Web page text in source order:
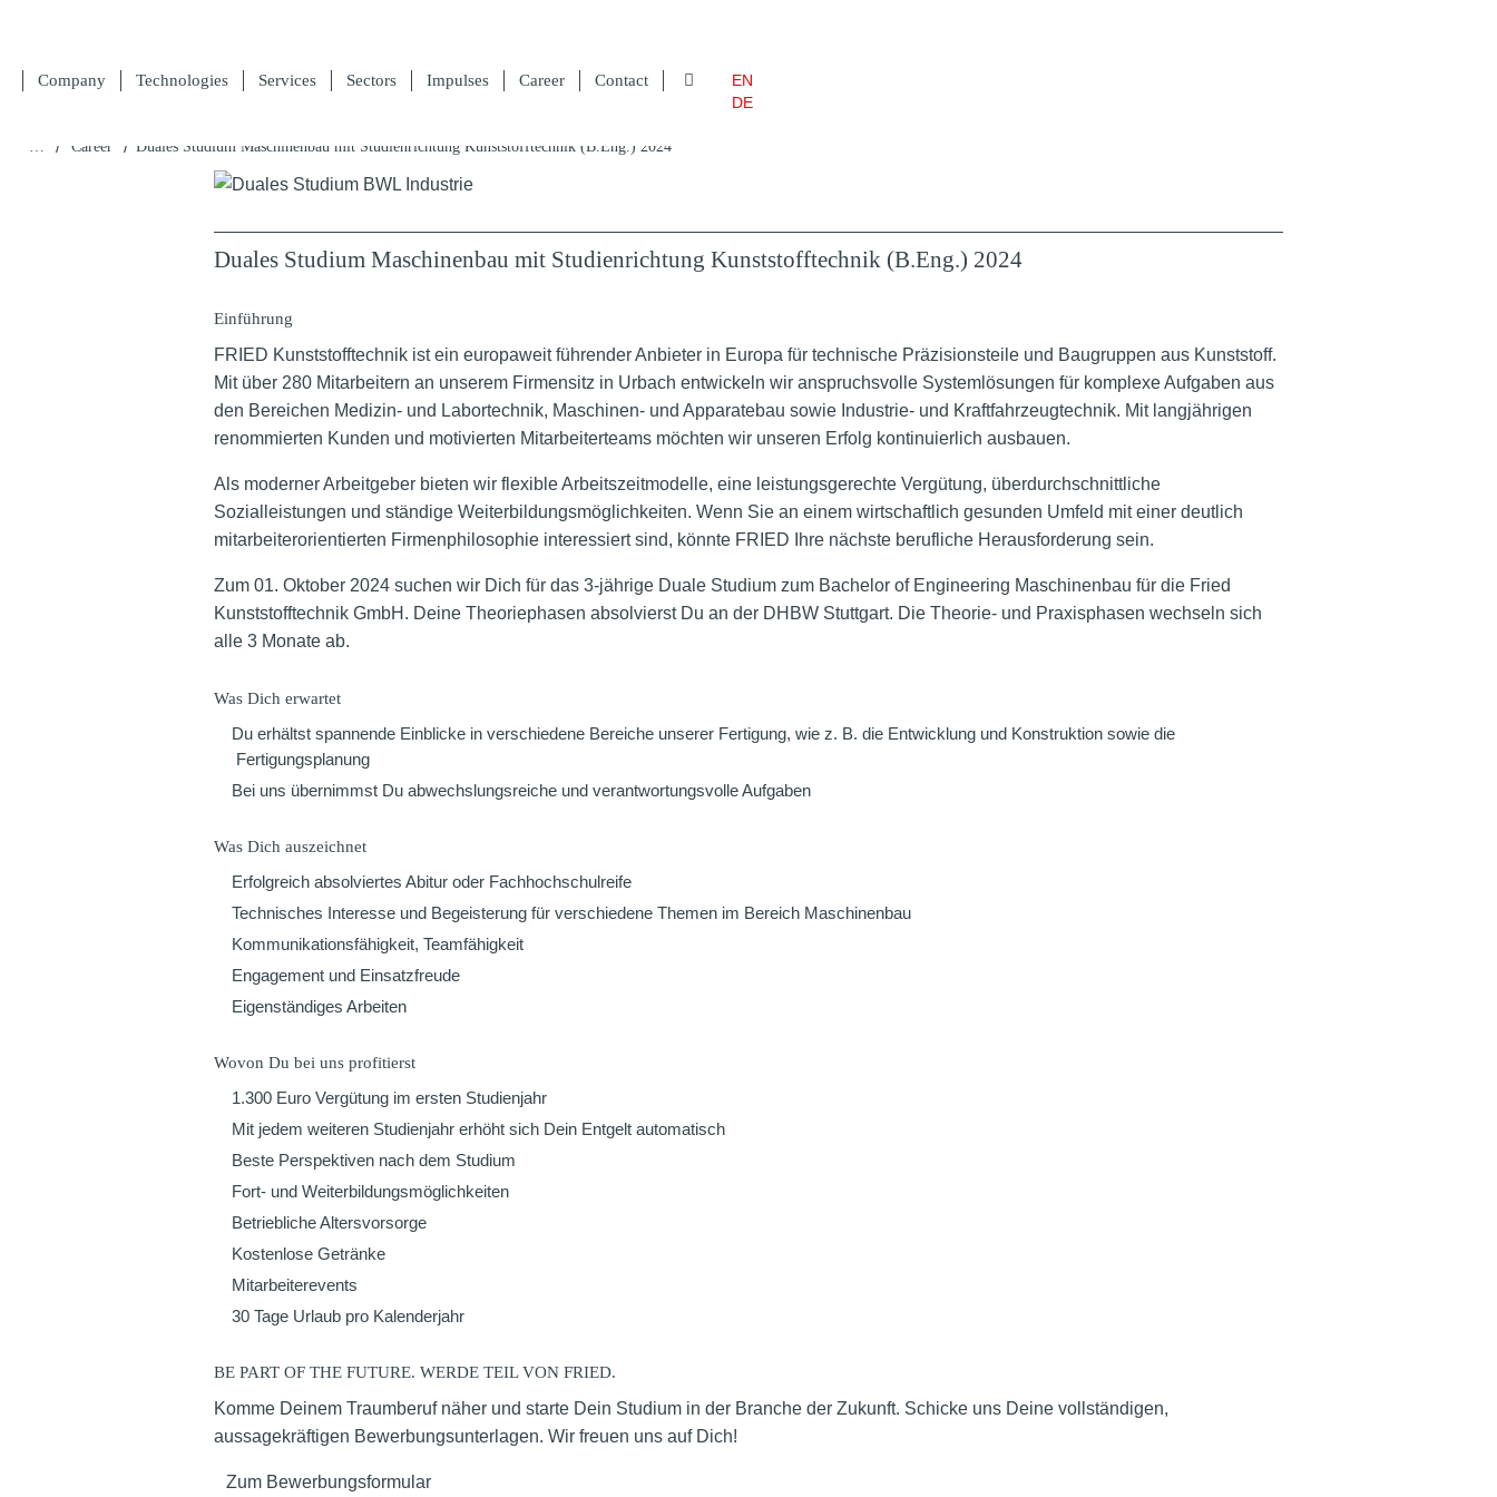
Company Technologies Services Sectors Impulses Career Contact
EN
DE
… / Career / Duales Studium Maschinenbau mit Studienrichtung Kunststofftechnik (B.Eng.) 2024
Duales Studium Maschinenbau mit Studienrichtung Kunststofftechnik (B.Eng.) 2024
Einführung
FRIED Kunststofftechnik ist ein europaweit führender Anbieter in Europa für technische Präzisionsteile und Baugruppen aus Kunststoff.
Mit über 280 Mitarbeitern an unserem Firmensitz in Urbach entwickeln wir anspruchsvolle Systemlösungen für komplexe Aufgaben aus
den Bereichen Medizin- und Labortechnik, Maschinen- und Apparatebau sowie Industrie- und Kraftfahrzeugtechnik. Mit langjährigen
renommierten Kunden und motivierten Mitarbeiterteams möchten wir unseren Erfolg kontinuierlich ausbauen.
Als moderner Arbeitgeber bieten wir flexible Arbeitszeitmodelle, eine leistungsgerechte Vergütung, überdurchschnittliche
Sozialleistungen und ständige Weiterbildungsmöglichkeiten. Wenn Sie an einem wirtschaftlich gesunden Umfeld mit einer deutlich
mitarbeiterorientierten Firmenphilosophie interessiert sind, könnte FRIED Ihre nächste berufliche Herausforderung sein.
Zum 01. Oktober 2024 suchen wir Dich für das 3-jährige Duale Studium zum Bachelor of Engineering Maschinenbau für die Fried
Kunststofftechnik GmbH. Deine Theoriephasen absolvierst Du an der DHBW Stuttgart. Die Theorie- und Praxisphasen wechseln sich
alle 3 Monate ab.
Was Dich erwartet
Du erhältst spannende Einblicke in verschiedene Bereiche unserer Fertigung, wie z. B. die Entwicklung und Konstruktion sowie die
Fertigungsplanung
Bei uns übernimmst Du abwechslungsreiche und verantwortungsvolle Aufgaben
Was Dich auszeichnet
Erfolgreich absolviertes Abitur oder Fachhochschulreife
Technisches Interesse und Begeisterung für verschiedene Themen im Bereich Maschinenbau
Kommunikationsfähigkeit, Teamfähigkeit
Engagement und Einsatzfreude
Eigenständiges Arbeiten
Wovon Du bei uns profitierst
1.300 Euro Vergütung im ersten Studienjahr
Mit jedem weiteren Studienjahr erhöht sich Dein Entgelt automatisch
Beste Perspektiven nach dem Studium
Fort- und Weiterbildungsmöglichkeiten
Betriebliche Altersvorsorge
Kostenlose Getränke
Mitarbeiterevents
30 Tage Urlaub pro Kalenderjahr
BE PART OF THE FUTURE. WERDE TEIL VON FRIED.
Komme Deinem Traumberuf näher und starte Dein Studium in der Branche der Zukunft. Schicke uns Deine vollständigen,
aussagekräftigen Bewerbungsunterlagen. Wir freuen uns auf Dich!
Zum Bewerbungsformular